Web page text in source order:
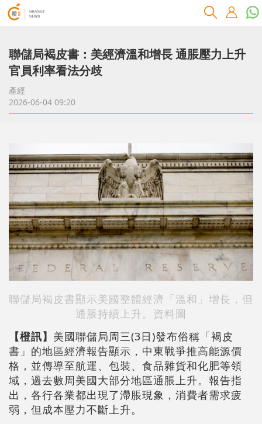
聯儲局褐皮書：美經濟溫和增長 通脹壓力上升
官員利率看法分歧
產經
2026-06-04 09:20
聯儲局褐皮書顯示美國整體經濟「溫和」增長，但
通脹持續上升。資料圖
【橙訊】 美國聯儲局周三(3日)發布俗稱「褐皮
書」的地區經濟報告顯示，中東戰爭推高能源價
格，並傳導至航運、包裝、食品雜貨和化肥等領
域，過去數周美國大部分地區通脹上升。報告指
出，各行各業都出現了滯脹現象，消費者需求疲
弱，但成本壓力不斷上升。